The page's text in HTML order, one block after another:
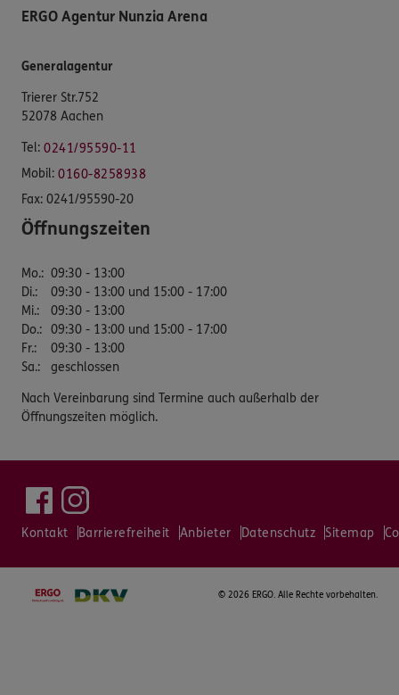
ERGO Agentur Nunzia Arena
Generalagentur
Trierer Str.752
52078 Aachen
Tel: 0241/95590-11
Mobil: 0160-8258938
Fax: 0241/95590-20
Öffnungszeiten
Mo.: 09:30 - 13:00
Di.:
09:30 - 13:00 und 15:00 - 17:00
Mi.:
09:30 - 13:00
Do.: 09:30 - 13:00 und 15:00 - 17:00
Fr.:
09:30 - 13:00
Sa.: geschlossen
Nach Vereinbarung sind Termine auch außerhalb der
Öffnungszeiten möglich.
Kontakt Barrierefreiheit Anbieter Datenschutz Sitemap
© 2026 ERGO. Alle Rechte vorbehalten.